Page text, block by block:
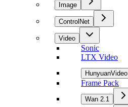
Image
ControlNet
Video
Sonic
LTX Video
HunyuanVideo
Frame Pack
Wan 2.1